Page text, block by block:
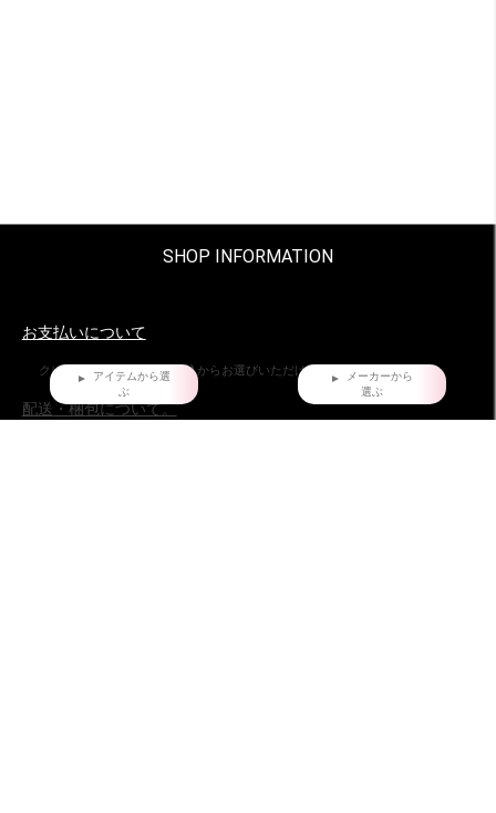
SHOP INFORMATION
お支払いについて
クレジットカード・銀行振込からお選びいただけます。
配送・梱包について。
アイテムから選
ぶ
メーカーから
選ぶ